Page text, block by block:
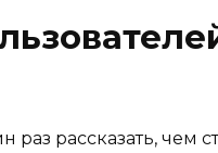
раз рассказать, чем